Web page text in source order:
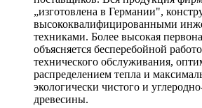
„изготовлена в Германии",
высококвалифицированными
техниками. Более высокая
объясняется бесперебойной
технического обслуживания,
распределением тепла и
экологически чистого и
древесины.